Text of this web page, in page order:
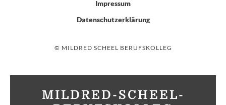
Impressum
Datenschutzerklärung
© MILDRED SCHEEL BERUFSKOLLEG
MILDRED-SCHEEL-